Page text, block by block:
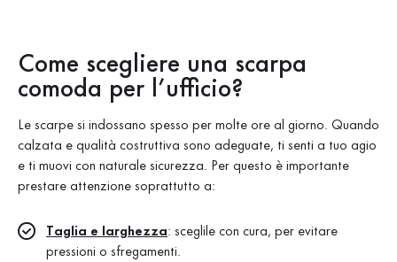
Come scegliere una scarpa
comoda per l’ufficio?
Le scarpe si indossano spesso per molte ore al giorno. Quando
calzata e qualità costruttiva sono adeguate, ti senti a tuo agio
e ti muovi con naturale sicurezza. Per questo è importante
prestare attenzione soprattutto a:
Taglia e larghezza: sceglile con cura, per evitare
pressioni o sfregamenti.